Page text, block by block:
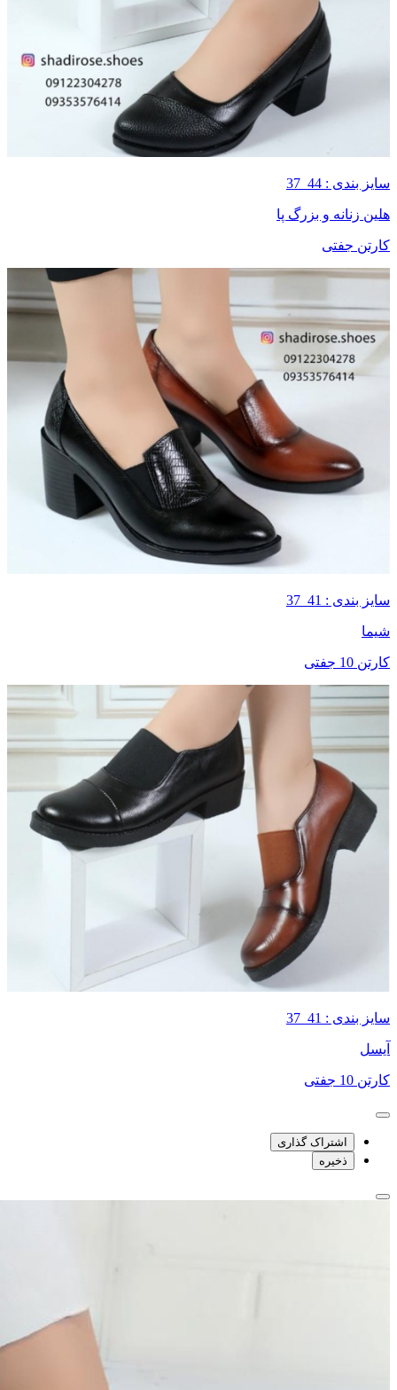
سایز بندی : 44_37
هلین زنانه و بزرگ پا
کارتن جفتی
سایز بندی : 41_37
شیما
کارتن 10 جفتی
سایز بندی : 41_37
آیسل
کارتن 10 جفتی
اشتراک گذاری
ذخیره